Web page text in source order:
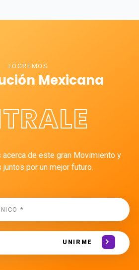
LOGREMOS
Mexicana
acerca de este gran Movimiento y
juntos por un mejor futuro.
UNIRME